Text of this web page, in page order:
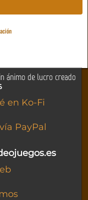
ánimo de lucro creado
en Ko-Fi
PayPal